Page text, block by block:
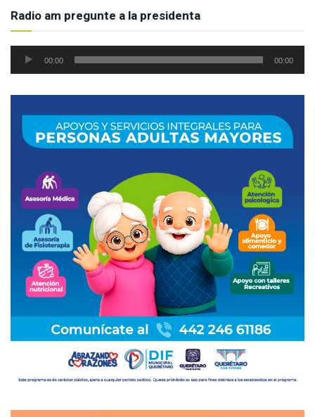
Radio am pregunte a la presidenta
Reproductor
00:00 00:00